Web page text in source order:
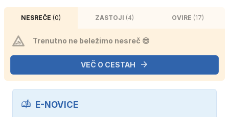
NESREČE (0) ZASTOJI (4) OVIRE (17)
Trenutno ne beležimo nesreč 😎
VEČ O CESTAH
E-NOVICE